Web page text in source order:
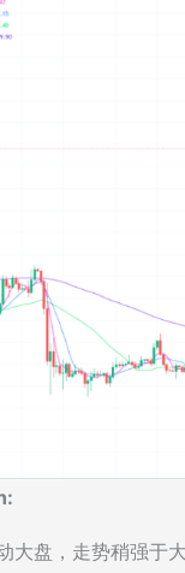
大盘，走势稍强于